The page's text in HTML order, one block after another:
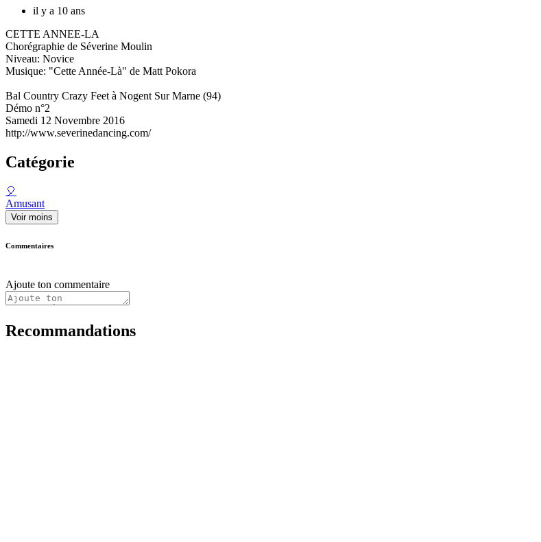
il y a 10 ans
CETTE ANNEE-LA
Chorégraphie de Séverine Moulin
Niveau: Novice
Musique: "Cette Année-Là" de Matt Pokora
Bal Country Crazy Feet à Nogent Sur Marne (94)
Démo n°2
Samedi 12 Novembre 2016
http://www.severinedancing.com/
Catégorie
🎈
Amusant
Voir moins
Commentaires
Ajoute ton commentaire
Recommandations